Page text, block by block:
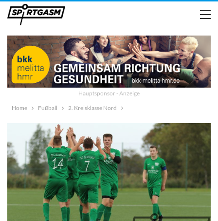
Hauptsponsor - Anzeige
Home
Fußball 2. Kreisklasse Nord